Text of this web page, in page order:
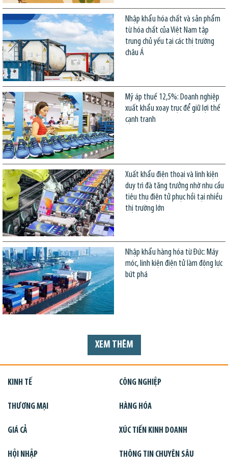
Nhập khẩu hóa chất và sản phẩm
từ hóa chất của Việt Nam tập
trung chủ yếu tại các thị trường
châu Á
Mỹ áp thuế 12,5%: Doanh nghiệp
xuất khẩu xoay trục để giữ lợi thế
cạnh tranh
Xuất khẩu điện thoại và linh kiện
duy trì đà tăng trưởng nhờ nhu cầu
tiêu thụ điện tử phục hồi tại nhiều
thị trường lớn
Nhập khẩu hàng hóa từ Đức: Máy
móc, linh kiện điện tử làm động lực
bứt phá
XEM THÊM
KINH TẾ CÔNG NGHIỆP
THƯƠNG MẠI HÀNG HÓA
GIÁ CẢ XÚC TIẾN KINH DOANH
HỘI NHẬP THÔNG TIN CHUYÊN SÂU